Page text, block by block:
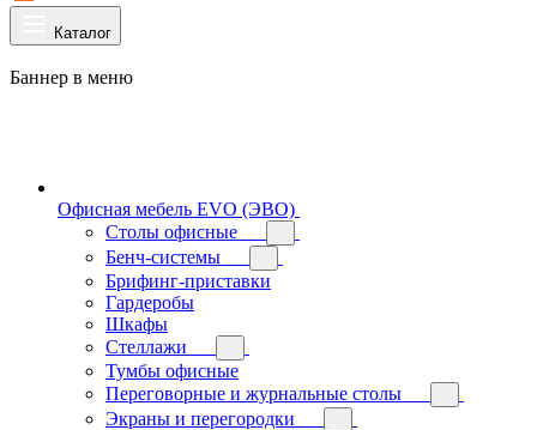
Каталог
Баннер в меню
Офисная мебель EVO (ЭВО)
Cтолы офисные
Бенч-системы
Брифинг-приставки
Гардеробы
Шкафы
Стеллажи
Тумбы офисные
Переговорные и журнальные столы
Экраны и перегородки